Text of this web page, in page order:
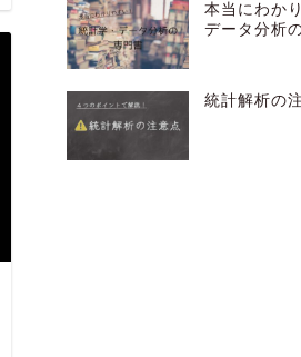
本当にわか
データ分析
統計解析の